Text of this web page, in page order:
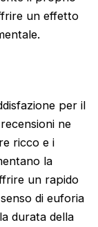
un effetto
per il
ne
ricco e i
la
un rapido
di euforia
durata della